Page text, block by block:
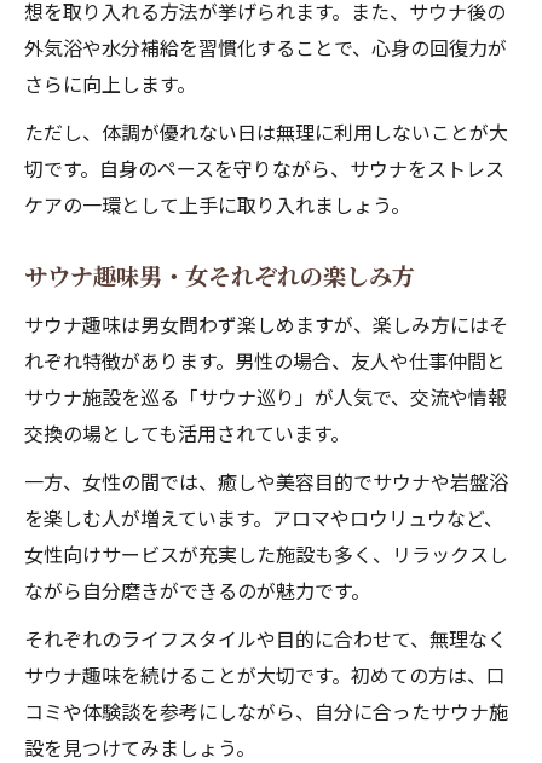
想を取り入れる方法が挙げられます。また、サウナ後の
外気浴や水分補給を習慣化することで、心身の回復力が
さらに向上します。
ただし、体調が優れない日は無理に利用しないことが大
切です。自身のペースを守りながら、サウナをストレス
ケアの一環として上手に取り入れましょう。
サウナ趣味男・女それぞれの楽しみ方
サウナ趣味は男女問わず楽しめますが、楽しみ方にはそ
れぞれ特徴があります。男性の場合、友人や仕事仲間と
サウナ施設を巡る「サウナ巡り」が人気で、交流や情報
交換の場としても活用されています。
一方、女性の間では、癒しや美容目的でサウナや岩盤浴
を楽しむ人が増えています。アロマやロウリュウなど、
女性向けサービスが充実した施設も多く、リラックスし
ながら自分磨きができるのが魅力です。
それぞれのライフスタイルや目的に合わせて、無理なく
サウナ趣味を続けることが大切です。初めての方は、口
コミや体験談を参考にしながら、自分に合ったサウナ施
設を見つけてみましょう。